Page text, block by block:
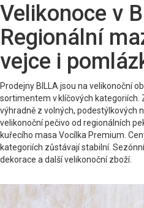
Velikonoce v
Regionální
vejce i
Prodejny BILLA jsou na velikonoční
sortimentem v klíčových kategoriích.
výhradně z volných, podestýlkových
velikonoční pečivo od regionálních
kuřecího masa Vocílka Premium.
kategoriích zůstávají stabilní.
dekorace a další velikonoční zboží.